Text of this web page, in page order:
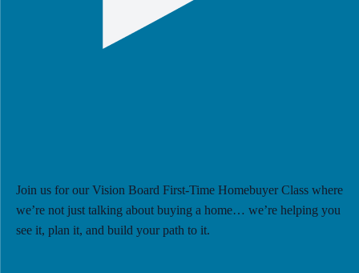
Join us for our Vision Board First-Time Homebuyer Class where
we’re not just talking about buying a home… we’re helping you
see it, plan it, and build your path to it.